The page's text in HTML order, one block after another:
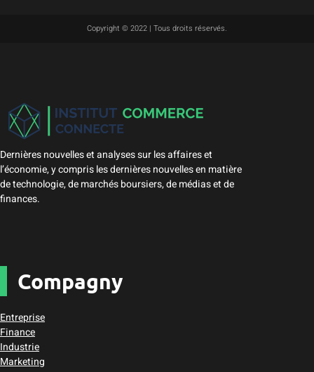
Copyright © 2022 | Tous droits réservés.
Dernières nouvelles et analyses sur les affaires et
l’économie, y compris les dernières nouvelles en matière
de technologie, de marchés boursiers, de médias et de
finances.
Compagny
Entreprise
Finance
Industrie
Marketing